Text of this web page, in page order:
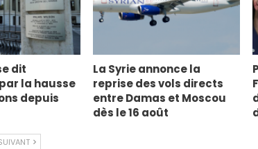
dit
la hausse
depuis
La Syrie annonce la
reprise des vols directs
entre Damas et Moscou
dès le 16 août